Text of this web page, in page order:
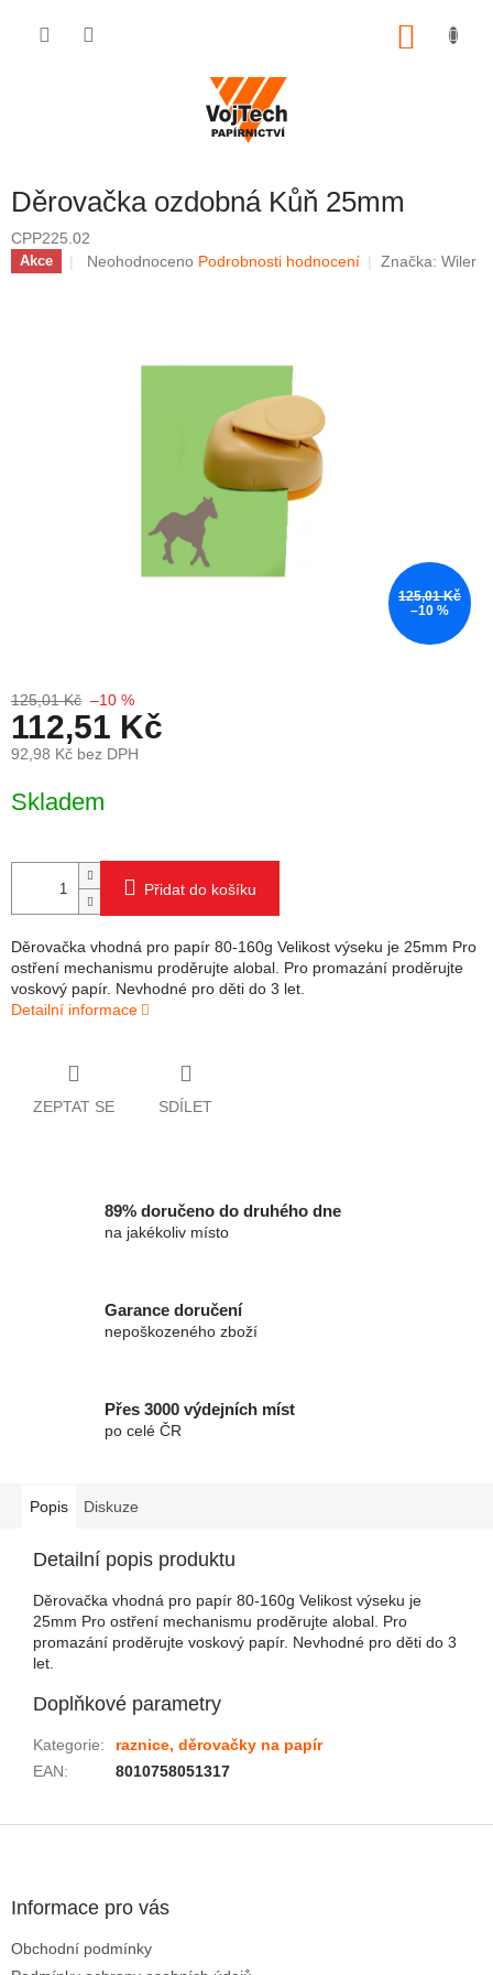
Děrovačka ozdobná Kůň 25mm
CPP225.02
Akce Průměrné hodnocení produktu je 0,0 z 5 hvězdiček.
Neohodnoceno Podrobnosti hodnocení Značka: Wiler
125,01 Kč
–10 %
125,01 Kč –10 %
112,51 Kč
92,98 Kč bez DPH
Skladem
Přidat do košíku
Děrovačka vhodná pro papír 80-160g Velikost výseku je 25mm Pro
ostření mechanismu proděrujte alobal. Pro promazání proděrujte
voskový papír. Nevhodné pro děti do 3 let.
Detailní informace
ZEPTAT SE SDÍLET
89% doručeno do druhého dne
na jakékoliv místo
Garance doručení
nepoškozeného zboží
Přes 3000 výdejních míst
po celé ČR
Popis Diskuze
Detailní popis produktu
Děrovačka vhodná pro papír 80-160g Velikost výseku je
25mm Pro ostření mechanismu proděrujte alobal. Pro
promazání proděrujte voskový papír. Nevhodné pro děti do 3
let.
Doplňkové parametry
Kategorie:
raznice, děrovačky na papír
EAN: 8010758051317
Informace pro vás
Obchodní podmínky